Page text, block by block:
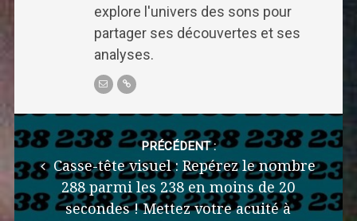
explore l'univers des sons pour
partager ses découvertes et ses
analyses.
Post
navigation
PRÉCÉDENT :
Casse-tête visuel : Repérez le nombre
288 parmi les 238 en moins de 20
secondes ! Mettez votre acuité à